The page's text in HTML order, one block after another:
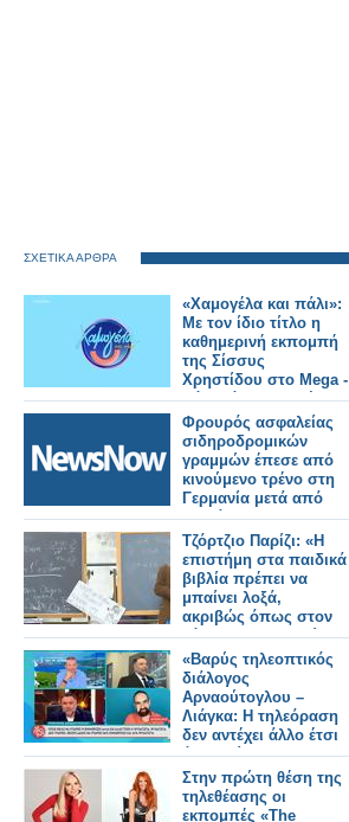
ΣΧΕΤΙΚΑ ΑΡΘΡΑ
«Χαμογέλα και πάλι»:
Με τον ίδιο τίτλο η
καθημερινή εκπομπή
της Σίσσυς
Χρηστίδου στο Mega -
Πότε κάνει πρεμιέρα;
Φρουρός ασφαλείας
σιδηροδρομικών
γραμμών έπεσε από
κινούμενο τρένο στη
Γερμανία μετά από
διαμάχη.
Τζόρτζιο Παρίζι: «Η
επιστήμη στα παιδικά
βιβλία πρέπει να
μπαίνει λοξά,
ακριβώς όπως στον
κόσμο των παιδιών»
«Βαρύς τηλεοπτικός
διάλογος
Αρναούτογλου –
Λιάγκα: Η τηλεόραση
δεν αντέχει άλλο έτσι
όπως είναι
Στην πρώτη θέση της
τηλεθέασης οι
εκπομπές «The